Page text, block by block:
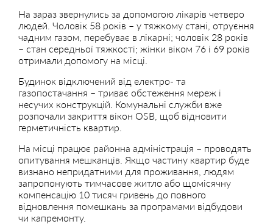
На зараз звернулись за допомогою лікарів четверо
людей. Чоловік 58 років – у тяжкому стані, отруєння
чадним газом, перебуває в лікарні; чоловік 28 років
– стан середньої тяжкості; жінки віком 76 і 69 років
отримали допомогу на місці.
Будинок відключений від електро- та
газопостачання – триває обстеження мереж і
несучих конструкцій. Комунальні служби вже
розпочали закриття вікон OSB, щоб відновити
герметичність квартир.
На місці працює районна адміністрація – проводять
опитування мешканців. Якщо частину квартир буде
визнано непридатними для проживання, людям
запропонують тимчасове житло або щомісячну
компенсацію 10 тисяч гривень до повного
відновлення помешкань за програмами відбудови
чи капремонту.